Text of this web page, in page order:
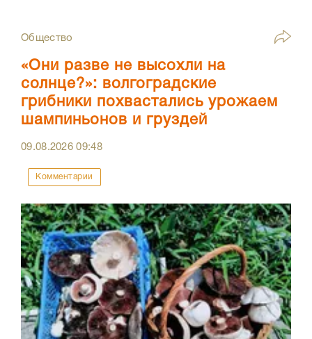
Общество
«Они разве не высохли на
солнце?»: волгоградские
грибники похвастались урожаем
шампиньонов и груздей
09.08.202609:48
Комментарии